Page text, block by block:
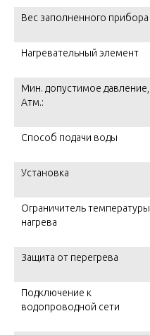
Вес заполненного прибора
Нагревательный элемент
Мин. допустимое давление,
Атм.:
Способ подачи воды
Установка
Ограничитель температуры
нагрева
Защита от перегрева
Подключение к
водопроводной сети